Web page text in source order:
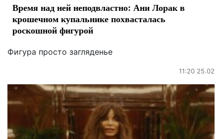
Время над ней неподвластно: Ани Лорак в
крошечном купальнике похвасталась
роскошной фигурой
Фигура просто загляденье
11:20 25.02